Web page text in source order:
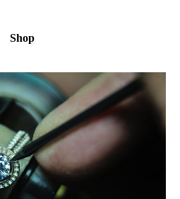
Shop